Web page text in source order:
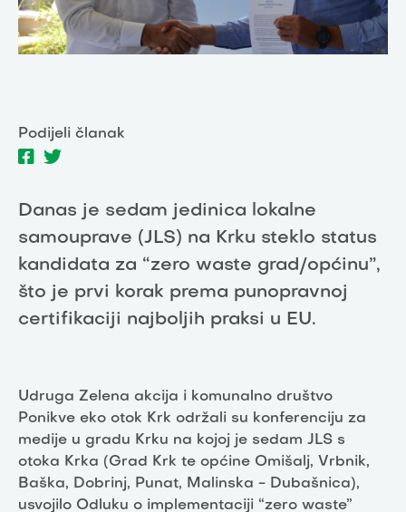
Podijeli članak
Danas je sedam jedinica lokalne
samouprave (JLS) na Krku steklo status
kandidata za “zero waste grad/općinu”,
što je prvi korak prema punopravnoj
certifikaciji najboljih praksi u EU.
Udruga Zelena akcija i komunalno društvo
Ponikve eko otok Krk održali su konferenciju za
medije u gradu Krku na kojoj je sedam JLS s
otoka Krka (Grad Krk te općine Omišalj, Vrbnik,
Baška, Dobrinj, Punat, Malinska - Dubašnica),
usvojilo Odluku o implementaciji “zero waste”